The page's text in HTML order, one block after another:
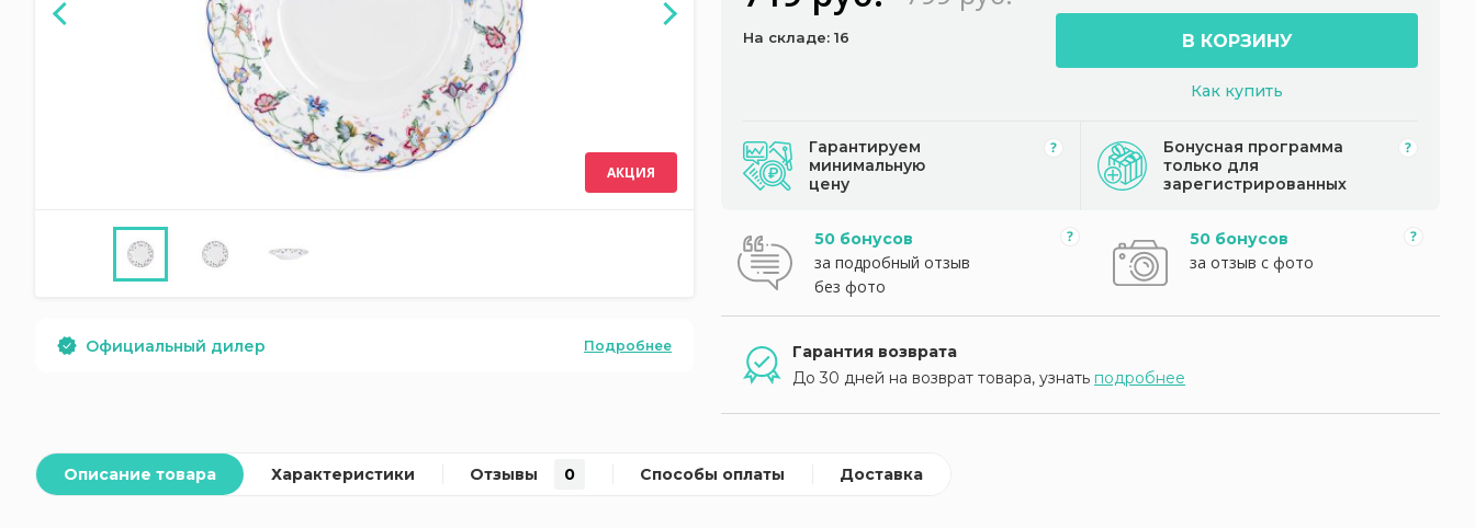
АКЦИЯ
Официальный дилер Подробнее
На складе: 16 В КОРЗИНУ
Как купить
Гарантируем
минимальную
цену
Бонусная программа
только для
зарегистрированных
50 бонусов
за подробный отзыв
без фото
50 бонусов
за отзыв с фото
Гарантия возврата
До 30 дней на возврат товара, узнать подробнее
Описание товара Характеристики Отзывы 0 Способы оплаты Доставка